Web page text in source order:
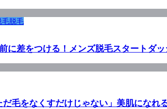
毛脱毛
に差をつける！メンズ脱毛スタートダ
毛をなくすだけじゃない」美肌になれ